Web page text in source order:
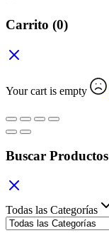
Carrito (0)
Your cart is empty
Buscar Productos
Todas las Categorías